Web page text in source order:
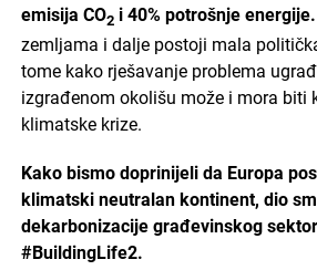
emisija CO2i 40% potrošnje energije.
zemljama i dalje postoji mala
tome kako rješavanje problema
izgrađenom okolišu može i mora biti
klimatske krize.
Kako bismo doprinijeli da Europa
klimatski neutralan kontinent, dio
dekarbonizacije građevinskog
#BuildingLife2.